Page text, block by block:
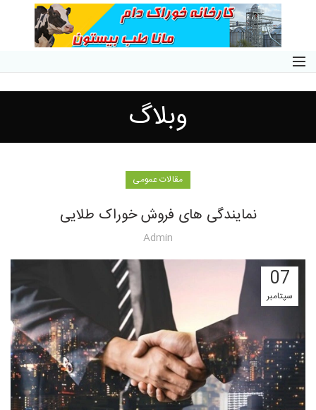
وبلاگ
مقالات عمومی
نمایندگی های فروش خوراک طلایی
Admin
07
سپتامبر